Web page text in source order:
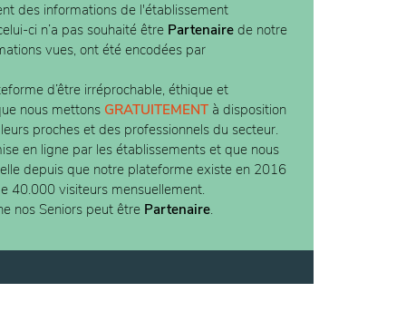
des informations de l'établissement
ci n’a pas souhaité être Partenaire de notre
vues, ont été encodées par
d’être irréprochable, éthique et
nous mettons GRATUITEMENT à disposition
proches et des professionnels du secteur.
en ligne par les établissements et que nous
depuis que notre plateforme existe en 2016
40.000 visiteurs mensuellement.
nos Seniors peut être Partenaire.